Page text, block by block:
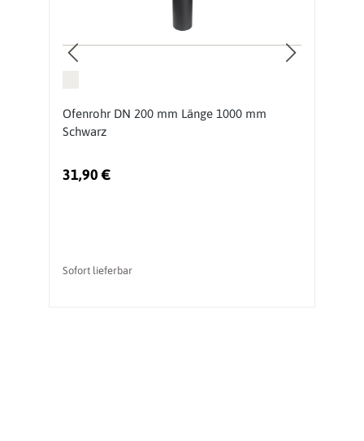
Ofenrohr DN 200 mm Länge 1000 mm
Schwarz
31,90 €
Sofort lieferbar